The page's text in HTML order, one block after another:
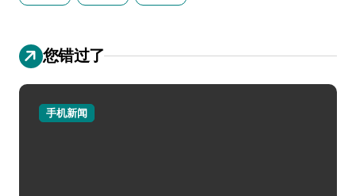
您错过了
手机新闻